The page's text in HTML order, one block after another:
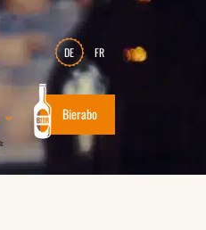
DE FR
Bierabo